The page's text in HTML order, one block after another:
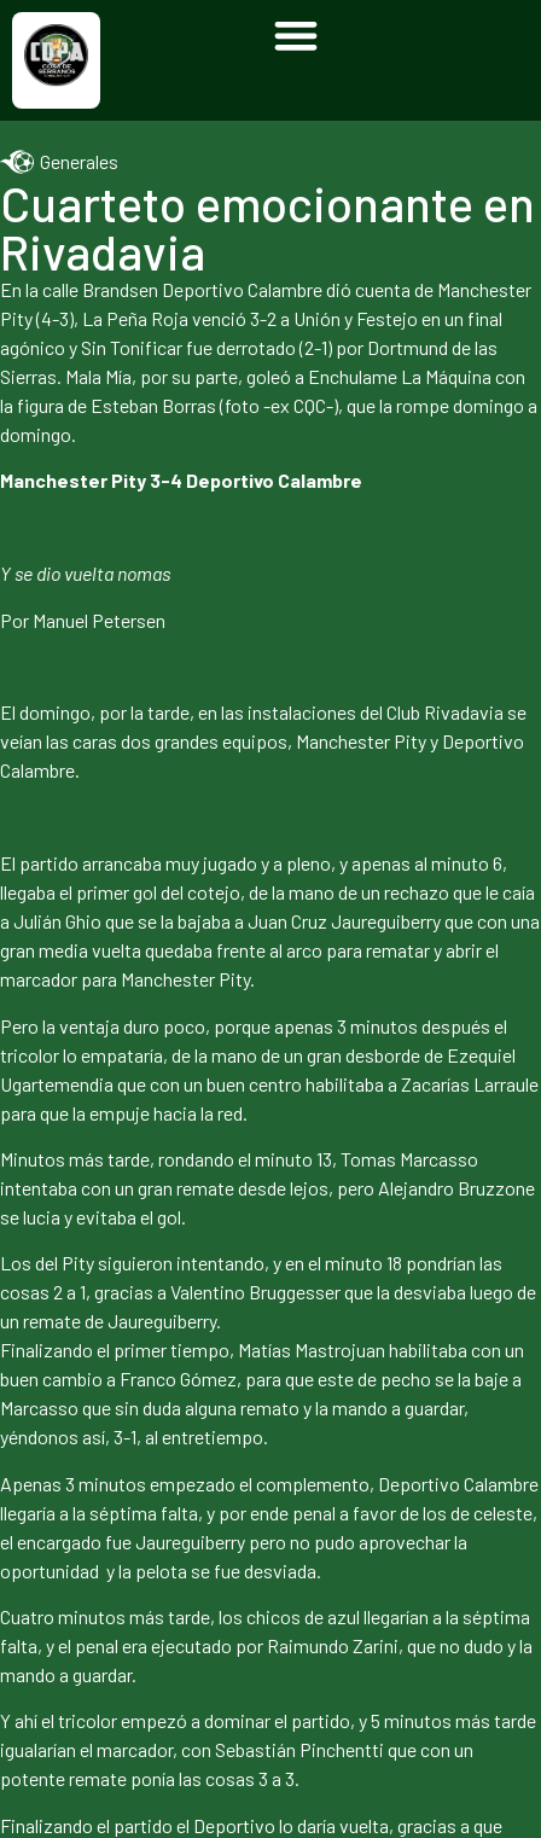
Generales
Cuarteto emocionante en
Rivadavia
En la calle Brandsen Deportivo Calambre dió cuenta de Manchester
Pity (4-3), La Peña Roja venció 3-2 a Unión y Festejo en un final
agónico y Sin Tonificar fue derrotado (2-1) por Dortmund de las
Sierras. Mala Mía, por su parte, goleó a Enchulame La Máquina con
la figura de Esteban Borras (foto -ex CQC-), que la rompe domingo a
domingo.
Manchester Pity 3-4 Deportivo Calambre
Y se dio vuelta nomas
Por Manuel Petersen
El domingo, por la tarde, en las instalaciones del Club Rivadavia se
veían las caras dos grandes equipos, Manchester Pity y Deportivo
Calambre.
El partido arrancaba muy jugado y a pleno, y apenas al minuto 6,
llegaba el primer gol del cotejo, de la mano de un rechazo que le caía
a Julián Ghio que se la bajaba a Juan Cruz Jaureguiberry que con una
gran media vuelta quedaba frente al arco para rematar y abrir el
marcador para Manchester Pity.
Pero la ventaja duro poco, porque apenas 3 minutos después el
tricolor lo empataría, de la mano de un gran desborde de Ezequiel
Ugartemendia que con un buen centro habilitaba a Zacarías Larraule
para que la empuje hacia la red.
Minutos más tarde, rondando el minuto 13, Tomas Marcasso
intentaba con un gran remate desde lejos, pero Alejandro Bruzzone
se lucia y evitaba el gol.
Los del Pity siguieron intentando, y en el minuto 18 pondrían las
cosas 2 a 1, gracias a Valentino Bruggesser que la desviaba luego de
un remate de Jaureguiberry.
Finalizando el primer tiempo, Matías Mastrojuan habilitaba con un
buen cambio a Franco Gómez, para que este de pecho se la baje a
Marcasso que sin duda alguna remato y la mando a guardar,
yéndonos así, 3-1, al entretiempo.
Apenas 3 minutos empezado el complemento, Deportivo Calambre
llegaría a la séptima falta, y por ende penal a favor de los de celeste,
el encargado fue Jaureguiberry pero no pudo aprovechar la
oportunidad y la pelota se fue desviada.
Cuatro minutos más tarde, los chicos de azul llegarían a la séptima
falta, y el penal era ejecutado por Raimundo Zarini, que no dudo y la
mando a guardar.
Y ahí el tricolor empezó a dominar el partido, y 5 minutos más tarde
igualarían el marcador, con Sebastián Pinchentti que con un
potente remate ponía las cosas 3 a 3.
Finalizando el partido el Deportivo lo daría vuelta, gracias a que